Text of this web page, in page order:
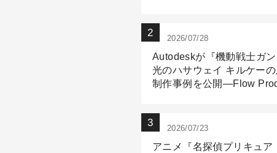
2026/07/28
Autodeskが『機動戦士ガ
光のハサウェイ キルケーの
制作事例を公開―Flow
2026/07/23
アニメ『名探偵プリキュア